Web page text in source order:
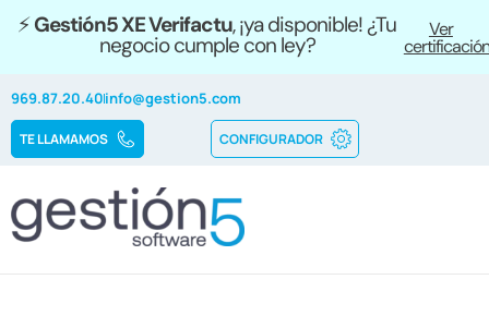
⚡Gestión5 XE Verifactu, ¡ya disponible! ¿Tu
negocio cumple con ley?
Ver
certificación
969.87.20.40info@gestion5.com
TE LLAMAMOS CONFIGURADOR